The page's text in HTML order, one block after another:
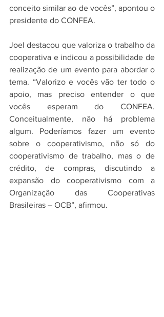
conceito similar ao de vocês”, apontou o
presidente do CONFEA.
Joel destacou que valoriza o trabalho da
cooperativa e indicou a possibilidade de
realização de um evento para abordar o
tema. “Valorizo e vocês vão ter todo o
apoio, mas preciso entender o que
vocês esperam do CONFEA.
Conceitualmente, não há problema
algum. Poderíamos fazer um evento
sobre o cooperativismo, não só do
cooperativismo de trabalho, mas o de
crédito, de compras, discutindo a
expansão do cooperativismo com a
Organização das Cooperativas
Brasileiras – OCB”, afirmou.